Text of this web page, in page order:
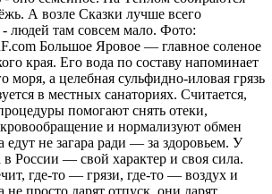
А возле Сказки лучше всего
- людей там совсем мало. Фото:
Большое Яровое — главное соленое
края. Его вода по составу напоминает
моря, а целебная сульфидно-иловая грязь
в местных санаториях. Считается,
помогают снять отеки,
и нормализуют обмен
не загара ради — за здоровьем. У
в России — свой характер и своя сила.
где-то — грязи, где-то — воздух и
просто дарят отпуск, они дарят